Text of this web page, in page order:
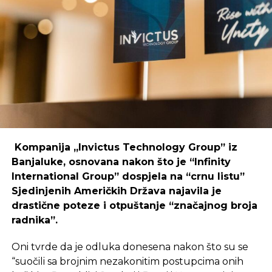
Primjer mostarskog CodeHuba pokazuje da
coworking prostori mogu uspješno djelovati i u
regijama koje nisu urbani centri, ali zahtijeva
podršku i ulaganja koja će omogućiti dugoročnu
održivost ovakvih inicijativa.
Ulaganje u coworking prostor u Čapljini moglo bi
postati ključan korak prema stvaranju napredne
poslovne klime, privlačenju novih profesionalaca te
nove projekte i lokalnu ekonomiju.
Kompanija „Invictus Technology Group” iz
Banjaluke, osnovana nakon što je “Infinity
International Group” dospjela na “crnu listu”
Sjedinjenih Američkih Država najavila je
drastične poteze i otpuštanje “značajnog broja
radnika”.
Oni tvrde da je odluka donesena nakon što su se
“suočili sa brojnim nezakonitim postupcima onih